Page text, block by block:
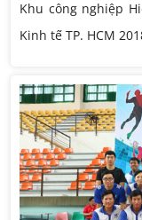
Khu công nghiệp
Kinh tế TP. HCM